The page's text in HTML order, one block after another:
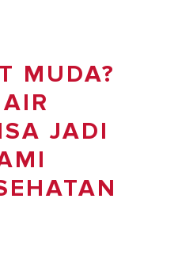
MUDA?
JADI